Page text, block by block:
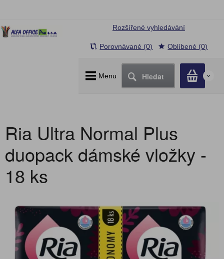
Menu Hledat 0
Rozšířené vyhledávání
Porovnávané (0) Oblíbené (0)
Ria Ultra Normal Plus
duopack dámské vložky -
18 ks